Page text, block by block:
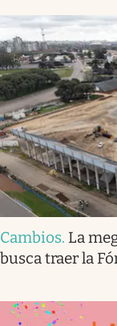
Cambios. La
busca traer la